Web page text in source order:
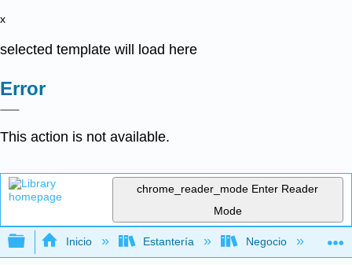
x
selected template will load here
Error
This action is not available.
chrome_reader_mode Enter Reader
Mode
Expandir/contraer jerarquía global
Inicio Estantería Negocio